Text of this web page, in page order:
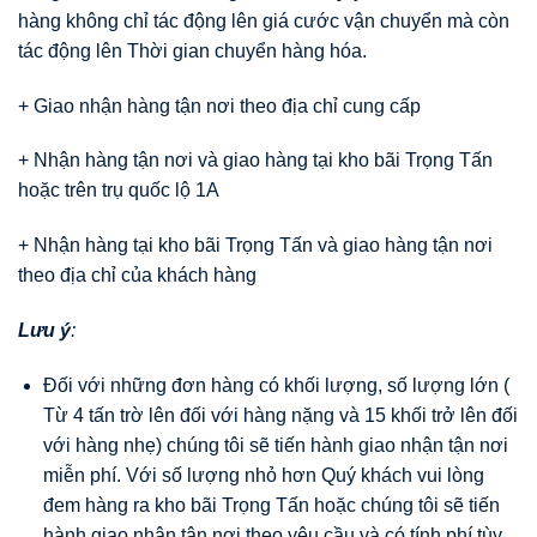
hàng không chỉ tác động lên giá cước vận chuyển mà còn
tác động lên Thời gian chuyển hàng hóa.
+ Giao nhận hàng tận nơi theo địa chỉ cung cấp
+ Nhận hàng tận nơi và giao hàng tại kho bãi Trọng Tấn
hoặc trên trụ quốc lộ 1A
+ Nhận hàng tại kho bãi Trọng Tấn và giao hàng tận nơi
theo địa chỉ của khách hàng
Lưu ý:
Đối với những đơn hàng có khối lượng, số lượng lớn (
Từ 4 tấn trờ lên đối với hàng nặng và 15 khối trở lên đối
với hàng nhẹ) chúng tôi sẽ tiến hành giao nhận tận nơi
miễn phí. Với số lượng nhỏ hơn Quý khách vui lòng
đem hàng ra kho bãi Trọng Tấn hoặc chúng tôi sẽ tiến